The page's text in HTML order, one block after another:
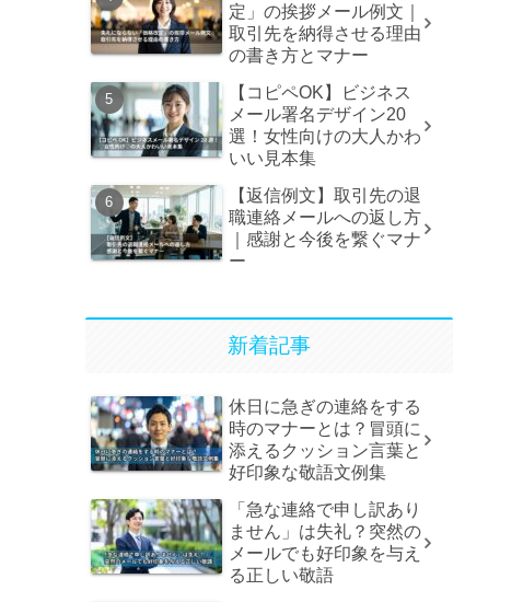
定」の挨拶メール例文｜
取引先を納得させる理由
の書き方とマナー
【コピペOK】ビジネス
メール署名デザイン20
選！女性向けの大人かわ
いい見本集
【返信例文】取引先の退
職連絡メールへの返し方
｜感謝と今後を繋ぐマナ
ー
新着記事
休日に急ぎの連絡をする
時のマナーとは？冒頭に
添えるクッション言葉と
好印象な敬語文例集
「急な連絡で申し訳あり
ません」は失礼？突然の
メールでも好印象を与え
る正しい敬語